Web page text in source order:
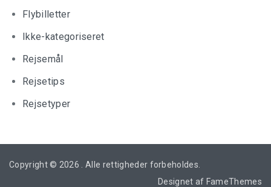
Flybilletter
Ikke-kategoriseret
Rejsemål
Rejsetips
Rejsetyper
Copyright © 2026
. Alle rettigheder forbeholdes.
Designet af FameThemes